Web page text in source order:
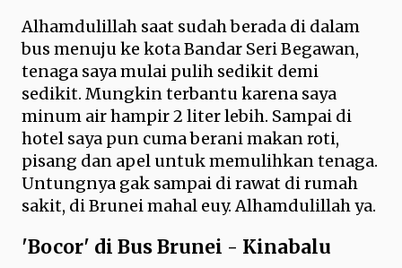
Alhamdulillah saat sudah berada di dalam
bus menuju ke kota Bandar Seri Begawan,
tenaga saya mulai pulih sedikit demi
sedikit. Mungkin terbantu karena saya
minum air hampir 2 liter lebih. Sampai di
hotel saya pun cuma berani makan roti,
pisang dan apel untuk memulihkan tenaga.
Untungnya gak sampai di rawat di rumah
sakit, di Brunei mahal euy. Alhamdulillah ya.
'Bocor' di Bus Brunei - Kinabalu